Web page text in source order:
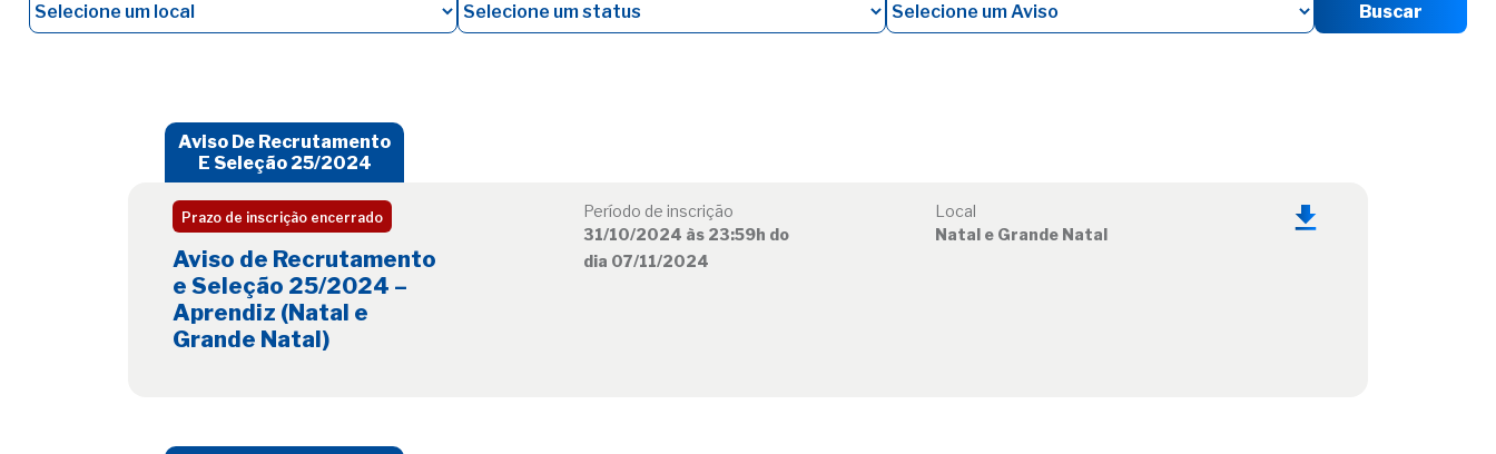
Buscar
Aviso De Recrutamento
E Seleção 25/2024
Prazo de inscrição encerrado
Aviso de Recrutamento
e Seleção 25/2024 –
Aprendiz (Natal e
Grande Natal)
Período de inscrição
31/10/2024 às 23:59h do
dia 07/11/2024
Local
Natal e Grande Natal